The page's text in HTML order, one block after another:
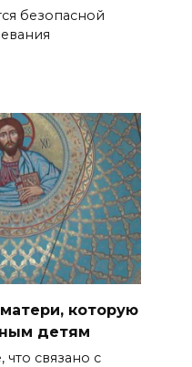
безопасной
которую
детям
связано с